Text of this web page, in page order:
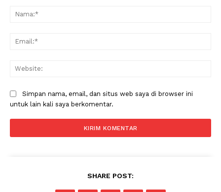
Simpan nama, email, dan situs web saya di browser ini
untuk lain kali saya berkomentar.
SHARE POST: